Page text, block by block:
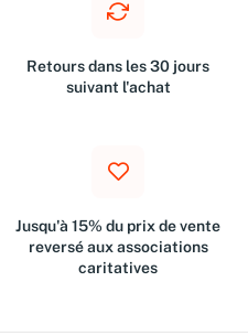
Retours dans les 30 jours
suivant l'achat
Jusqu'à 15% du prix de vente
reversé aux associations
caritatives